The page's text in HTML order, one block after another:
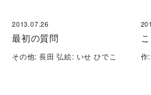
2013.07.26
最初の質問
その他: 長田 弘絵: いせ ひでこ 作